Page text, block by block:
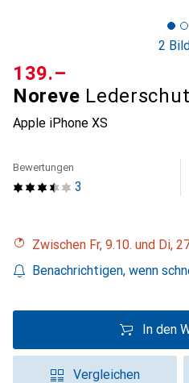
2
Noreve
Apple iPhone XS
CHF
139.–
3
Bewertungen
Zwischen Fr, 9.10. und Di,
Benachrichtigen, wenn
In den
Vergleichen